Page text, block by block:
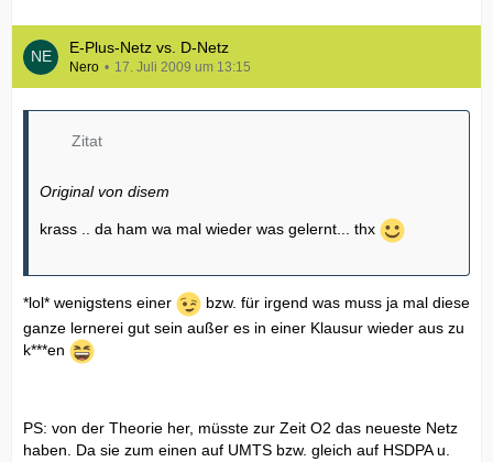
E-Plus-Netz vs. D-Netz
Nero 17. Juli 2009 um 13:15
Zitat
Original von disem
krass .. da ham wa mal wieder was gelernt... thx
*lol* wenigstens einer
bzw. für irgend was muss ja mal diese
ganze lernerei gut sein außer es in einer Klausur wieder aus zu
k***en
PS: von der Theorie her, müsste zur Zeit O2 das neueste Netz
haben. Da sie zum einen auf UMTS bzw. gleich auf HSDPA u.